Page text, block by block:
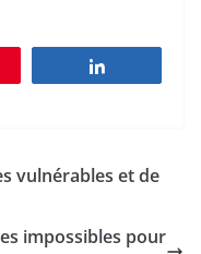
vulnérables et de
impossibles pour